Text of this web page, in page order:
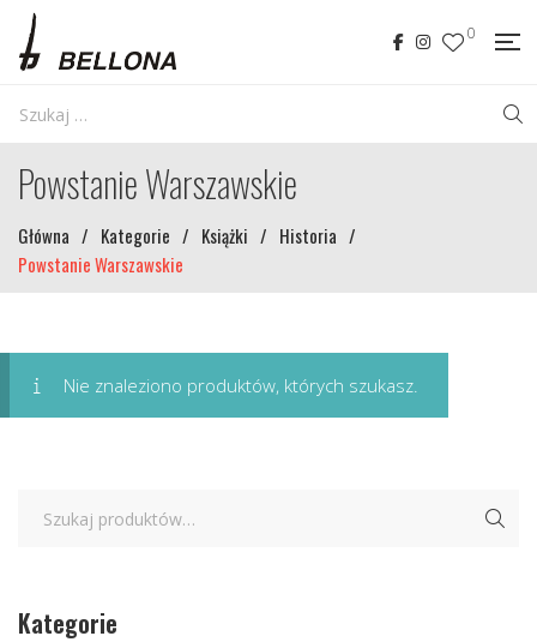
0
Powstanie Warszawskie
Główna / Kategorie / Książki / Historia /
Powstanie Warszawskie
Nie znaleziono produktów, których szukasz.
Kategorie